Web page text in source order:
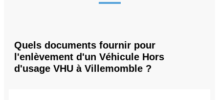
Quels documents fournir pour
l'enlèvement d'un Véhicule Hors
d'usage VHU à Villemomble ?